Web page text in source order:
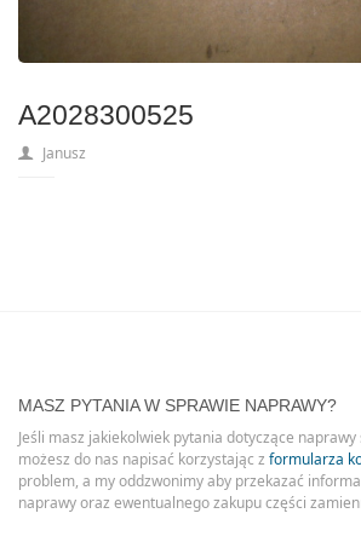
A2028300525
Janusz
MASZ PYTANIA W SPRAWIE NAPRAWY?
Jeśli masz jakiekolwiek pytania dotyczące
możesz do nas napisać korzystając z formularza
problem, a my oddzwonimy aby przekazać
naprawy oraz ewentualnego zakupu części